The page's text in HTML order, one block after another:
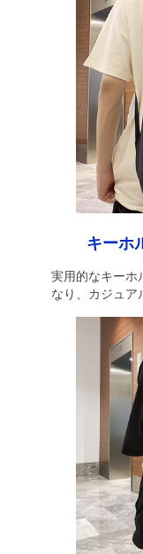
キーホ
実用的なキーホ
なり、カジュア